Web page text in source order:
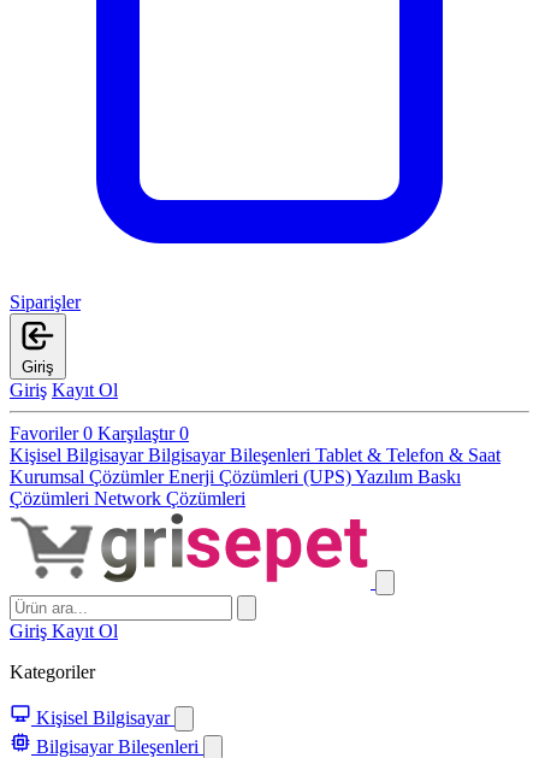
Siparişler
Giriş
Giriş Kayıt Ol
Favoriler0 Karşılaştır0
Kişisel BilgisayarBilgisayar Bileşenleri Tablet & Telefon & Saat
Kurumsal ÇözümlerEnerji Çözümleri (UPS)Yazılım Baskı
Çözümleri Network Çözümleri
Giriş Kayıt Ol
Kategoriler
Kişisel Bilgisayar
Bilgisayar Bileşenleri